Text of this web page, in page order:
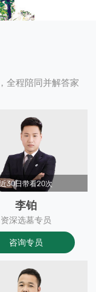
全程陪同并解答家
30日带看20次
李铂
资深选墓专员
咨询专员